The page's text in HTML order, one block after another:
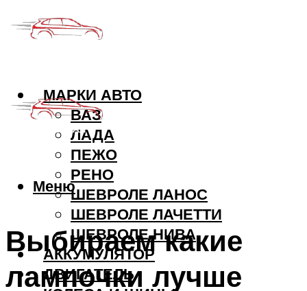
МАРКИ АВТО
ВАЗ
ЛАДА
ПЕЖО
РЕНО
ШЕВРОЛЕ ЛАНОС
ШЕВРОЛЕ ЛАЧЕТТИ
ШЕВРОЛЕ НИВА
АККУМУЛЯТОР
ДВИГАТЕЛЬ
Меню
Выбираем какие
лампочки лучше